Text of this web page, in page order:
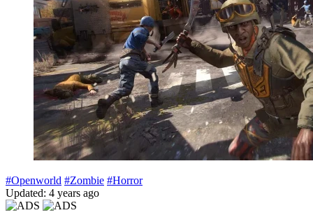
#Openworld #Zombie #Horror
Updated: 4 years ago